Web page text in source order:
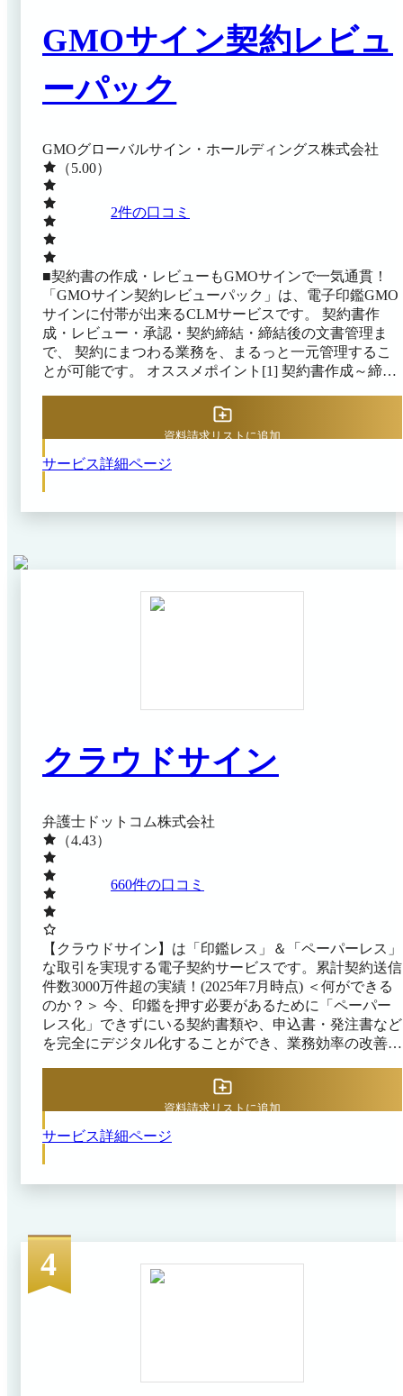
GMOサイン契約レビュ
ーパック
GMOグローバルサイン・ホールディングス株式会社
（5.00）
2件の口コミ
■契約書の作成・レビューもGMOサインで一気通貫！
「GMOサイン契約レビューパック」は、電子印鑑GMO
サインに付帯が出来るCLMサービスです。 契約書作
成・レビュー・承認・契約締結・締結後の文書管理ま
で、 契約にまつわる業務を、まるっと一元管理するこ
とが可能です。 オススメポイント[1] 契約書作成～締
ままボタン1つでGMOサインへ直連携。 面倒な手続き
は最小限、契約締結から文書保管まで一気通貫/一元管
やりとりの履歴は全てシステムに自動保管。 交渉の経
（電子社印）」の提供を開始いたしました。
サービス詳細ページ
資料請求リストに追加
クラウドサイン
弁護士ドットコム株式会社
（4.43）
660件の口コミ
【クラウドサイン】は「印鑑レス」＆「ペーパーレス」
な取引を実現する電子契約サービスです。累計契約送信
件数3000万件超の実績！(2025年7月時点) ＜何ができる
のか？＞ 今、印鑑を押す必要があるために「ペーパー
レス化」できずにいる契約書類や、申込書・発注書など
を完全にデジタル化することができ、業務効率の改善や
のリスク回避が可能となります。 ・コスト削減 電子契
約は印紙不要。「紙」「郵送費用」も必要なくなりま
印、封入、郵送、回収の手間が不要に。 PDF書類をク
に押印して郵送しあう方式では、最短でも数日。長くか
かると1ヶ月ほどかかる場合もあります。 クラウドサイ
ン上で締結される書類の6割は24時間以内に双方合意の
上、回収完了しています。 例えば営業が受注してから
す。クラウドサインで締結した書類は、クラウドサイン
サービス詳細ページ
資料請求リストに追加
4